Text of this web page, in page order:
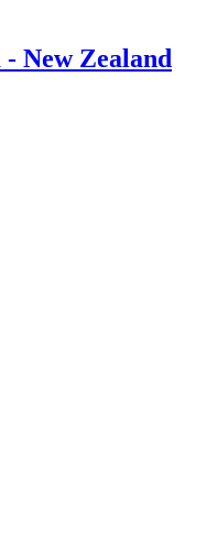
New Zealand